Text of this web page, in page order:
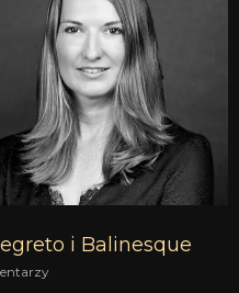
i Balinesque